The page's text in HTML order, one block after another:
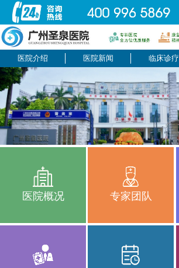
医院介绍 医院新闻 临床诊疗
医院概况 专家团队